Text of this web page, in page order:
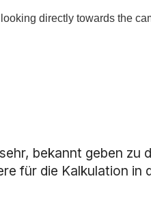
bekannt geben zu
für die Kalkulation in